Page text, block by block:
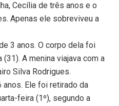
Cecília de três anos e o
Apenas ele sobreviveu a
3 anos. O corpo dela foi
A menina viajava com a
Silva Rodrigues.
anos. Ele foi retirado da
feira (1º), segundo a